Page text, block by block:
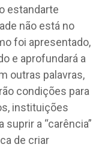
estandarte
não está no
foi apresentado,
e aprofundará a
outras palavras,
condições para
instituições
a “carência”
de criar